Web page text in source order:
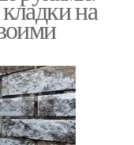
на